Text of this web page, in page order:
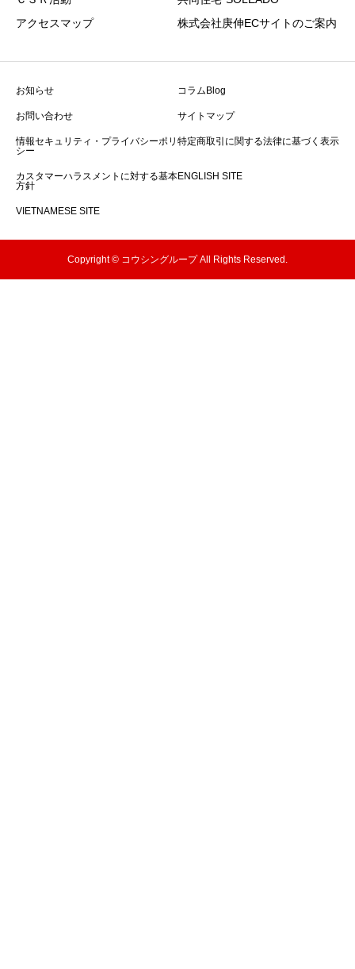
アクセスマップ
株式会社庚伸ECサイトのご案内
お知らせ コラムBlog
お問い合わせ サイトマップ
情報セキュリティ・プライバシーポリ
シー
特定商取引に関する法律に基づく表示
カスタマーハラスメントに対する基本
方針
ENGLISH SITE
VIETNAMESE SITE
Copyright © コウシングループ All Rights Reserved.